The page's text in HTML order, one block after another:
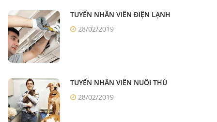
TUYỂN NHÂN VIÊN ĐIỆN LẠNH
28/02/2019
TUYỂN NHÂN VIÊN NUÔI THÚ
28/02/2019